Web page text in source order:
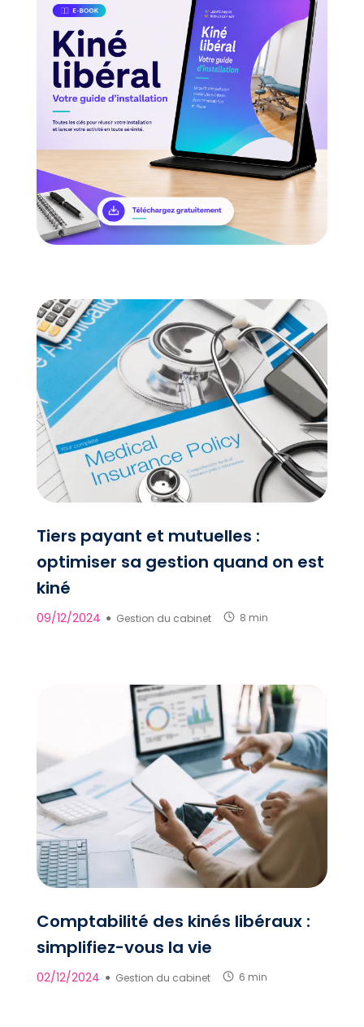
Tiers payant et mutuelles :
optimiser sa gestion quand on est
kiné
09/12/2024 ● Gestion du cabinet 8 min
Comptabilité des kinés libéraux :
simplifiez-vous la vie
02/12/2024 ● Gestion du cabinet 6 min